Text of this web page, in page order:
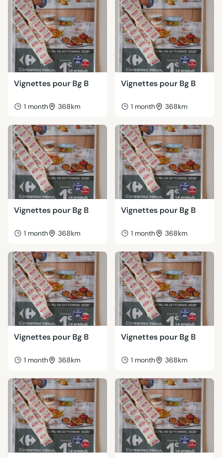
Vignettes pour Bg B
1 month 368km
Vignettes pour Bg B
1 month 368km
Vignettes pour Bg B
1 month 368km
Vignettes pour Bg B
1 month 368km
Vignettes pour Bg B
1 month 368km
Vignettes pour Bg B
1 month 368km